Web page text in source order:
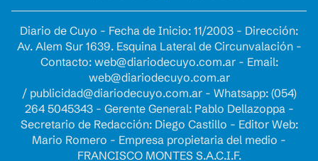
Diario de Cuyo - Fecha de Inicio: 11/2003 - Dirección:
Av. Alem Sur 1639. Esquina Lateral de Circunvalación -
Contacto: web@diariodecuyo.com.ar- Email:
web@diariodecuyo.com.ar
/ publicidad@diariodecuyo.com.ar- Whatsapp: (054)
264 5045343 - Gerente General: Pablo Dellazoppa -
Secretario de Redacción: Diego Castillo - Editor Web:
Mario Romero - Empresa propietaria del medio -
FRANCISCO MONTES S.A.C.I.F.